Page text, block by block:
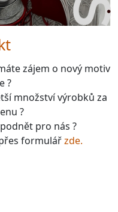
zájem o nový motiv
?
množství výrobků za
?
pro nás ?
formulářzde.